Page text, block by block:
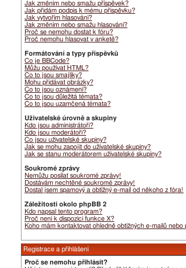
Jak změním nebo smažu příspěvek?
Jak přidám podpis k mému příspěvku?
Jak vytvořím hlasování?
Jak změním nebo smažu hlasování?
Proč se nemohu dostat k fóru?
Proč nemohu hlasovat v anketě?
Formátování a typy příspěvků
Co je BBCode?
Můžu používat HTML?
Co to jsou smajlíky?
Mohu přidávat obrázky?
Co to jsou oznámení?
Co to jsou důležitá témata?
Co to jsou uzamčená témata?
Uživatelské úrovně a skupiny
Kdo jsou administrátoři?
Kdo jsou moderátoři?
Co jsou uživatelské skupiny?
Jak se mohu zapojit do uživatelské skupiny?
Jak se stanu moderátorem uživatelské skupiny?
Soukromé zprávy
Nemůžu posílat soukromé zprávy!
Dostávám nechtěné soukromé zprávy!
Dostal jsem spamový a obtížný e-mail od někoho z fóra!
Záležitosti okolo phpBB 2
Kdo napsal tento program?
Proč není k dispozici funkce X?
Koho mám kontaktovat ohledně obtížných e-mailů nebo
Registrace a přihlášení
Proč se nemohu přihlásit?